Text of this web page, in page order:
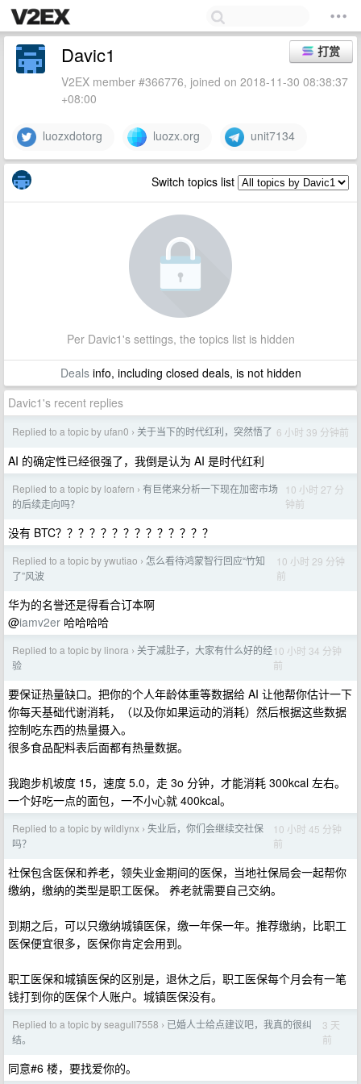
打赏
Davic1
V2EX member #366776, joined on 2018-11-30 08:38:37
+08:00
luozxdotorg luozx.org unit7134
Switch topics list
Per Davic1's settings, the topics list is hidden
Dealsinfo, including closed deals, is not hidden
Davic1's recent replies
Replied to a topic by ufan0 › 关于当下的时代红利，突然悟了 6 小时 39 分钟前
AI 的确定性已经很强了，我倒是认为 AI 是时代红利
Replied to a topic by loafern › 有巨佬来分析一下现在加密市场
的后续走向吗？
10 小时 27 分
钟前
没有 BTC？？？？？？？？？？？？？？
Replied to a topic by ywutiao › 怎么看待鸿蒙智行回应“竹知
了”风波
10 小时 29 分钟
前
华为的名誉还是得看合订本啊
@iamv2er 哈哈哈哈
Replied to a topic by linora › 关于减肚子，大家有什么好的经
验
10 小时 34 分钟
前
要保证热量缺口。把你的个人年龄体重等数据给 AI 让他帮你估计一下
你每天基础代谢消耗，（以及你如果运动的消耗）然后根据这些数据
控制吃东西的热量摄入。
很多食品配料表后面都有热量数据。
我跑步机坡度 15，速度 5.0，走 3o 分钟，才能消耗 300kcal 左右。
一个好吃一点的面包，一不小心就 400kcal。
Replied to a topic by wildlynx › 失业后，你们会继续交社保
吗？
10 小时 45 分钟
前
社保包含医保和养老，领失业金期间的医保，当地社保局会一起帮你
缴纳，缴纳的类型是职工医保。 养老就需要自己交纳。
到期之后，可以只缴纳城镇医保，缴一年保一年。推荐缴纳，比职工
医保便宜很多，医保你肯定会用到。
职工医保和城镇医保的区别是，退休之后，职工医保每个月会有一笔
钱打到你的医保个人账户。城镇医保没有。
Replied to a topic by seagull7558 › 已婚人士给点建议吧，我真的很纠
结。
3 天
前
同意#6 楼，要找爱你的。